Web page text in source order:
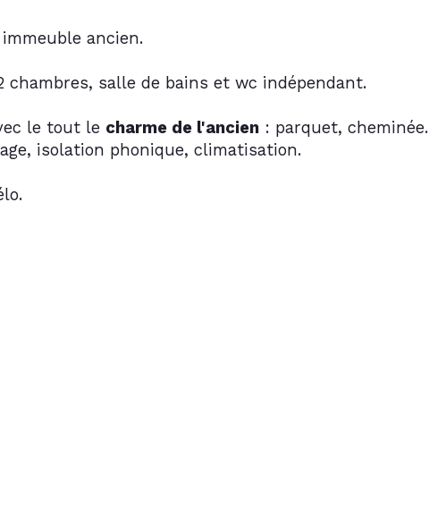
ancien.
chambres, salle de bains et wc indépendant.
le tout le charme de l'ancien : parquet, cheminée.
isolation phonique, climatisation.